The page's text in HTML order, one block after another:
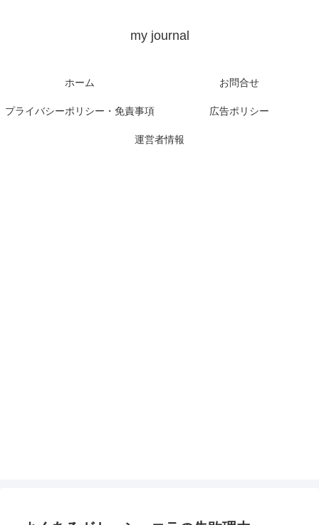
my journal
ホーム お問合せ
プライバシーポリシー・免責事項 広告ポリシー
運営者情報